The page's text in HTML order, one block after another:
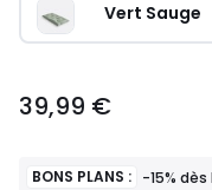
Vert Sauge
€.
39,99 €
BONS PLANS : -15%